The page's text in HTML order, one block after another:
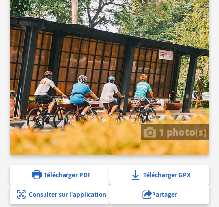
1 photo(s)
Télécharger PDF Télécharger GPX
Consulter sur l'application Partager